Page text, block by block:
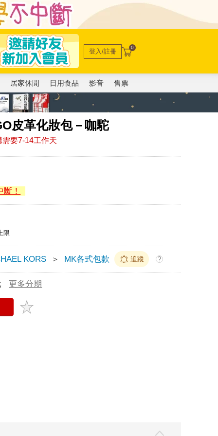
登入/註冊 0
居家休閒 日用食品 影音 售票
皮革化妝包－咖駝
要7-14工作天
！
限
KORS ＞ MK各式包款 追蹤 ?
更多分期